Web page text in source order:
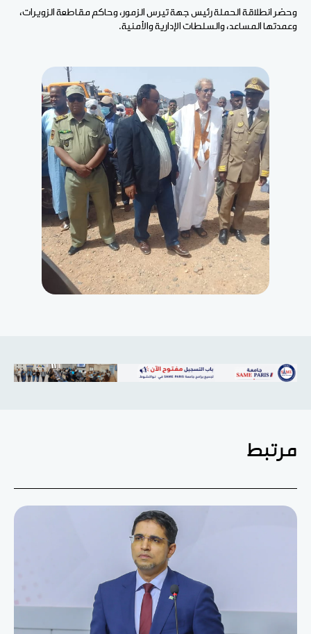
وحضر انطلاقة الحملة رئيس جهة تيرس الزمور، وحاكم مقاطعة الزويرات،
وعمدتها المساعد، والسلطات الإدارية والأمنية.
مرتبط